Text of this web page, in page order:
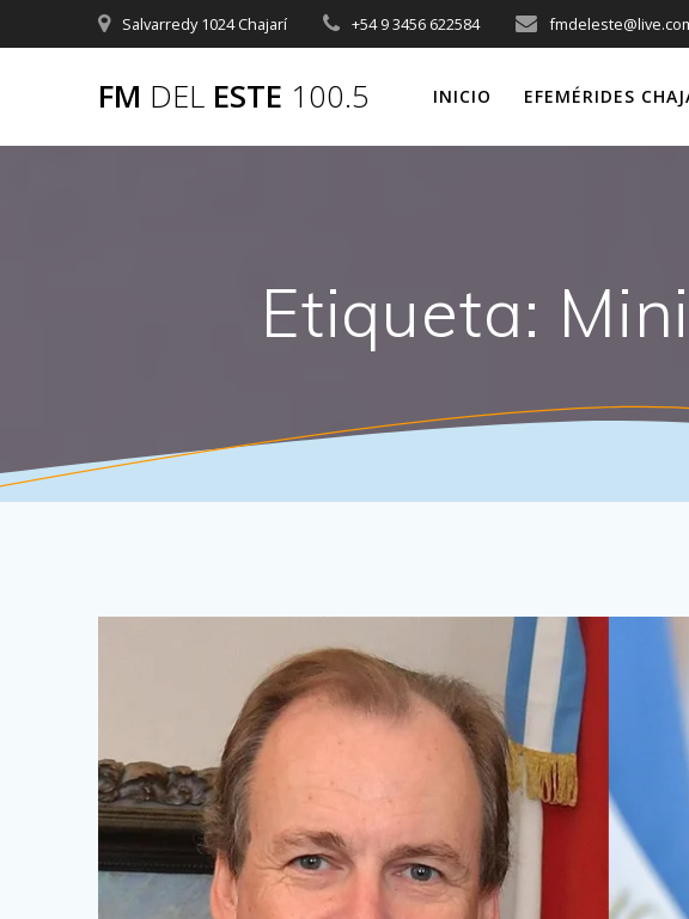
al
Salvarredy 1024 Chajarí +54 9 3456 622584
FM DEL ESTE 100.5 INICIO EFEMÉRIDES
Etiqueta: